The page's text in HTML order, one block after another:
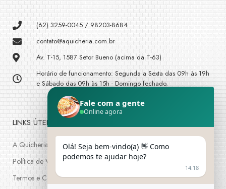
(62) 3259-0045 / 98203-8684
contato@aquicheria.com.br
Av. T-15, 1587 Setor Bueno (acima da T-63)
Horário de funcionamento: Segunda a Sexta das 09h às 19h
e Sábado das 09h às 15h - Domingo fechado.
LINKS ÚTEIS
A Quicheria
Política de Venda
Termos e Condições
Fale com a gente
Online agora
Olá! Seja bem-vindo(a) 👋 Como
podemos te ajudar hoje?
14:18